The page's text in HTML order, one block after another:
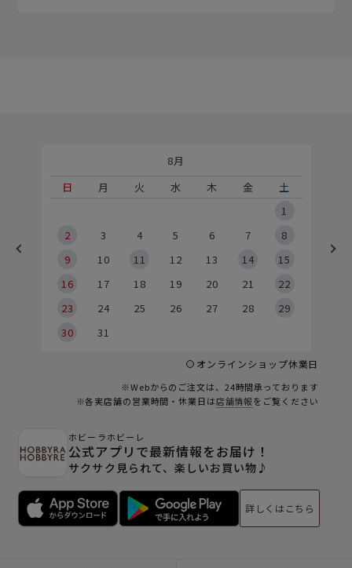
8月
日
月 火 水 木 金
土
1
2
3 4 5 6 7
8
9
10 11 12 13 14
15
16
17 18 19 20 21
22
23
24 25 26 27 28
29
30
31
オンラインショップ休業日
※Webからのご注文は、24時間承っております
※各実店舗の営業時間・休業日は店舗情報をご覧ください
ホビーラホビーレ
公式アプリで最新情報をお届け！
サクサク見られて、楽しいお買い物♪
詳しくはこちら